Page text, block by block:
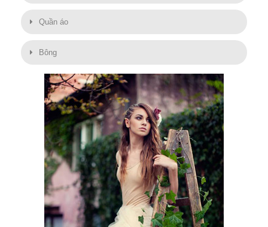
Quần áo
Bông